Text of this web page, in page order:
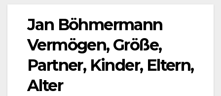
Jan Böhmermann
Vermögen, Größe,
Partner, Kinder, Eltern,
Alter